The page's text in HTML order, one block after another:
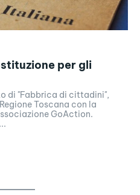
per gli
di "Fabbrica di cittadini",
Toscana con la
GoAction.